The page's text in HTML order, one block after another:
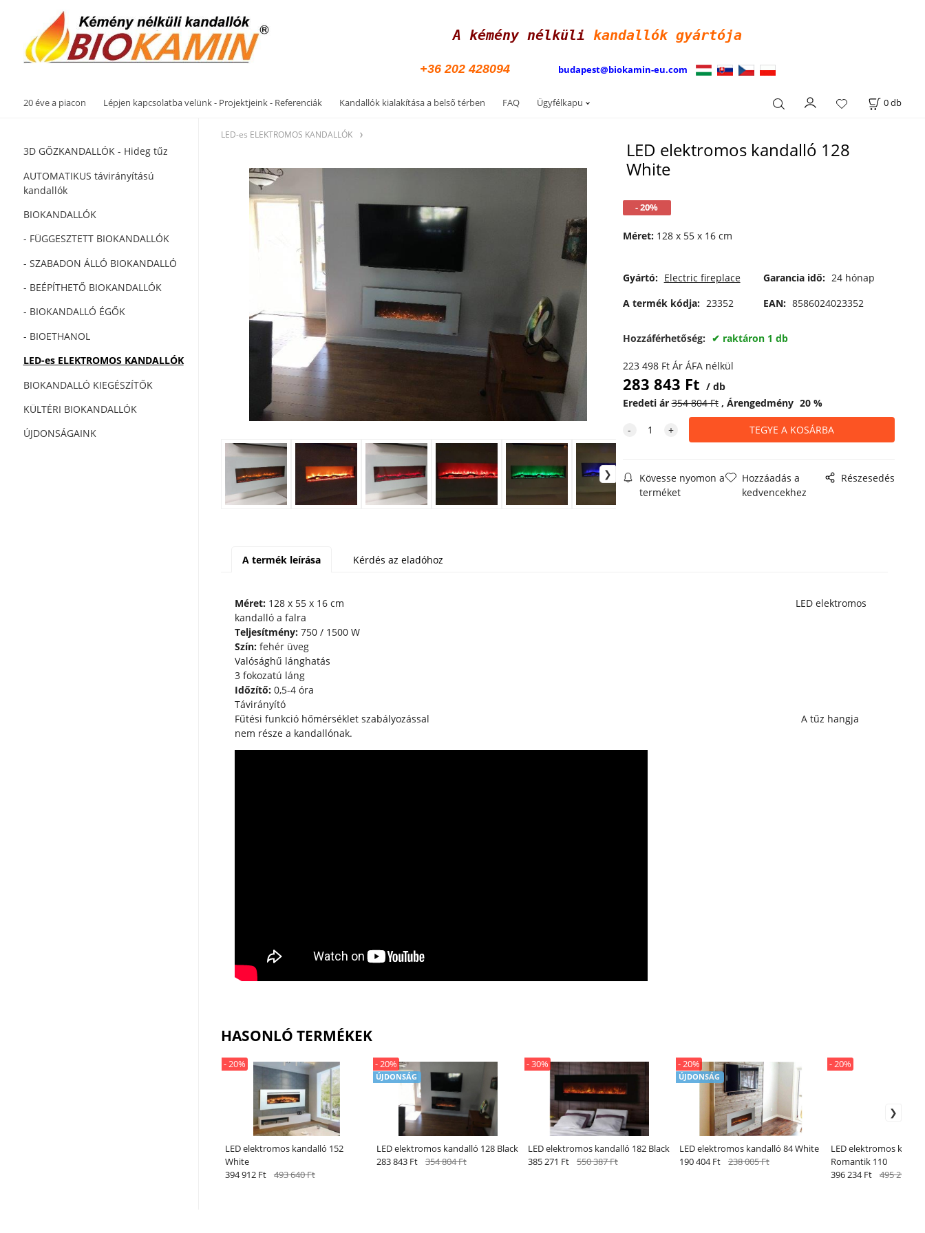
A kémény nélkülikandallókgyártója
+36 202 428094 budapest@biokamin-eu.com
20 éve a piacon Lépjen kapcsolatba velünk - Projektjeink - Referenciák Kandallók kialakítása a belső térben FAQ Ügyfélkapu 0 db
3D GŐZKANDALLÓK - Hideg tűz
AUTOMATIKUS távirányítású
kandallók
BIOKANDALLÓK
- FÜGGESZTETT BIOKANDALLÓK
- SZABADON ÁLLÓ BIOKANDALLÓ
- BEÉPÍTHETŐ BIOKANDALLÓK
- BIOKANDALLÓ ÉGŐK
- BIOETHANOL
LED-es ELEKTROMOS KANDALLÓK
BIOKANDALLÓ KIEGÉSZÍTŐK
KÜLTÉRI BIOKANDALLÓK
ÚJDONSÁGAINK
LED-es ELEKTROMOS KANDALLÓK
LED elektromos kandalló 128
White
- 20%
Méret:128 x 55 x 16 cm
Gyártó: Electric fireplace Garancia idő: 24 hónap
A termék kódja: 23352 EAN: 8586024023352
Hozzáférhetőség: raktáron 1 db
223 498Ft Ár ÁFA nélkül
283 843 Ft
db
Eredeti ár 354 804Ft Árengedmény 20%
Kövesse nyomon a
terméket
Hozzáadás a
kedvencekhez
Részesedés
A termék leírása Kérdés az eladóhoz
Méret:128 x 55 x 16 cm LED elektromos
kandalló a falra
Teljesítmény:750 / 1500 W
Szín:fehér üveg
Valósághű lánghatás
3 fokozatú láng
Időzítő:0,5-4 óra
Távirányító
Fűtési funkció hőmérséklet szabályozással A tűz hangja
nem része a kandallónak.
HASONLÓ TERMÉKEK
LED elektromos kandalló 152
White
- 20%
394 912 Ft 493 640 Ft
LED elektromos kandalló 128 Black
ÚJDONSÁG
- 20%
283 843 Ft 354 804 Ft
LED elektromos kandalló 182 Black
- 30%
385 271 Ft 550 387 Ft
LED elektromos kandalló 84 White
ÚJDONSÁG
- 20%
190 404 Ft 238 005 Ft
LED elektromos
Romantik 110
- 20%
396 234 Ft 495 293 Ft